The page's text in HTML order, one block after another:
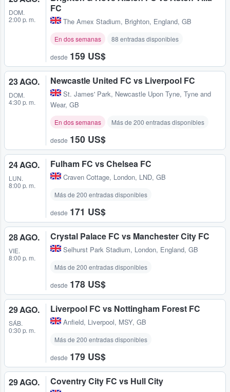
DOM.
2:00 p. m.
FC
The Amex Stadium, Brighton, England, GB
En dos semanas 88 entradas disponibles
desde 159 US$
23 AGO.
DOM.
4:30 p. m.
Newcastle United FC vs Liverpool FC
St. James' Park, Newcastle Upon Tyne, Tyne and
Wear, GB
En dos semanas Más de 200 entradas disponibles
desde 150 US$
24 AGO.
LUN.
8:00 p. m.
Fulham FC vs Chelsea FC
Craven Cottage, London, LND, GB
Más de 200 entradas disponibles
desde 171 US$
28 AGO.
VIE.
8:00 p. m.
Crystal Palace FC vs Manchester City FC
Selhurst Park Stadium, London, England, GB
Más de 200 entradas disponibles
desde 178 US$
29 AGO.
SÁB.
0:30 p. m.
Liverpool FC vs Nottingham Forest FC
Anfield, Liverpool, MSY, GB
Más de 200 entradas disponibles
desde 179 US$
29 AGO. Coventry City FC vs Hull City